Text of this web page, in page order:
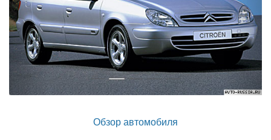
Обзор автомобиля